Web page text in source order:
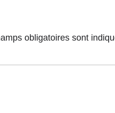
obligatoires sont